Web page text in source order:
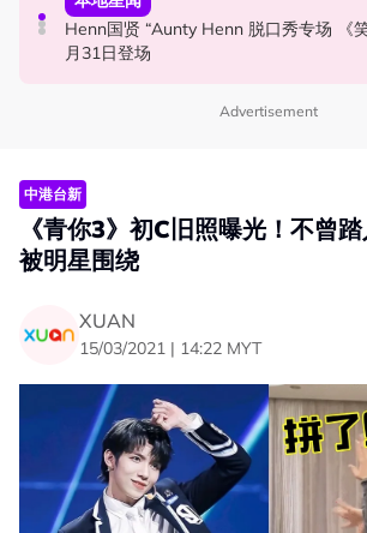
Cadbury Dairy Milk x Lotus Biscoff 登
Henn国贤 “Aunty Henn 脱口秀专场 《
月31日登场
Tom Holland “Spiderman” 替身曝光！“
又去演忍者”
Advertisement
中港台新
《青你3》初C旧照曝光！不曾
被明星围绕
XUAN
15/03/2021 | 14:22 MYT